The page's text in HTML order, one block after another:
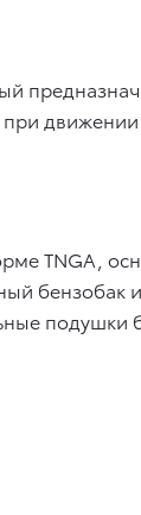
TNGA,
подушки